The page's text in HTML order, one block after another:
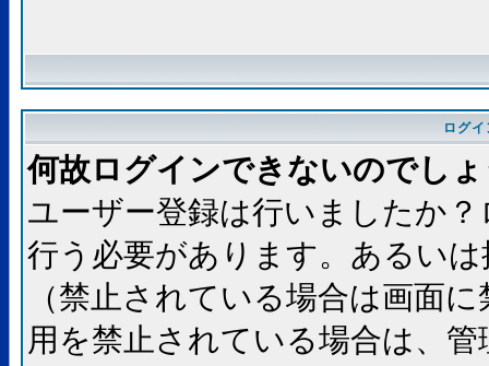
ログ
何故ログインできないのでし
ユーザー登録は行いましたか
行う必要があります。あるい
（禁止されている場合は画面
用を禁止されている場合は、